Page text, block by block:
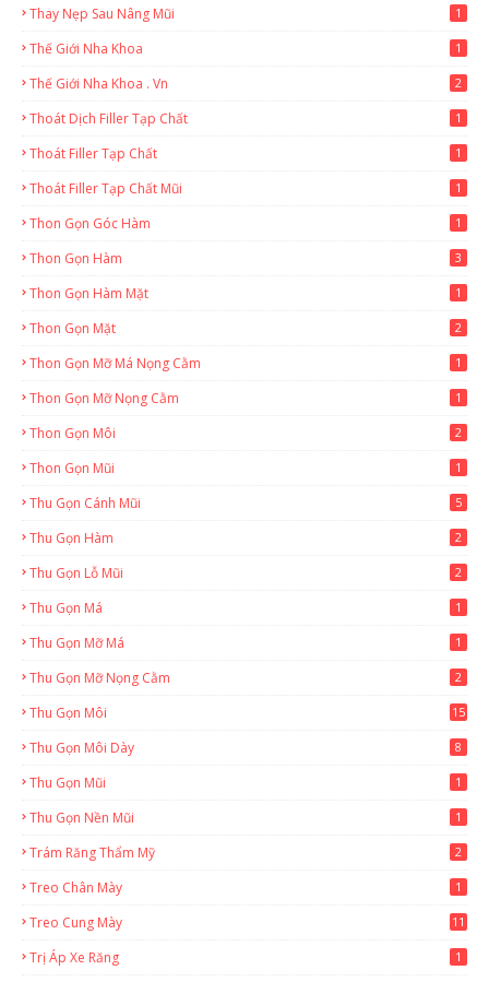
Thay Nẹp Sau Nâng Mũi 1
Thế Giới Nha Khoa 1
Thế Giới Nha Khoa . Vn 2
Thoát Dịch Filler Tạp Chất 1
Thoát Filler Tạp Chất 1
Thoát Filler Tạp Chất Mũi 1
Thon Gọn Góc Hàm 1
Thon Gọn Hàm 3
Thon Gọn Hàm Mặt 1
Thon Gọn Mặt 2
Thon Gọn Mỡ Má Nọng Cằm 1
Thon Gọn Mỡ Nọng Cằm 1
Thon Gọn Môi 2
Thon Gọn Mũi 1
Thu Gọn Cánh Mũi 5
Thu Gọn Hàm 2
Thu Gọn Lỗ Mũi 2
Thu Gọn Má 1
Thu Gọn Mỡ Má 1
Thu Gọn Mỡ Nọng Cằm 2
Thu Gọn Môi 15
Thu Gọn Môi Dày 8
Thu Gọn Mũi 1
Thu Gọn Nền Mũi 1
Trám Răng Thẩm Mỹ 2
Treo Chân Mày 1
Treo Cung Mày 11
Trị Áp Xe Răng 1